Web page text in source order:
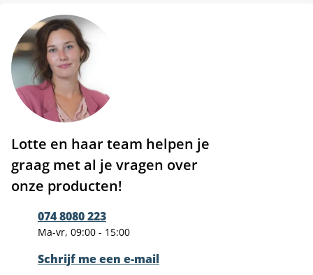
Lotte en haar team helpen je
graag met al je vragen over
onze producten!
074 8080 223
Ma-vr, 09:00 - 15:00
Schrijf me een e-mail